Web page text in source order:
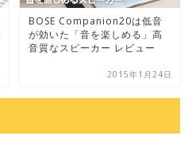
BOSE Companion20は低音
が効いた「音を楽しめる」高
音質なスピーカー レビュー
2015年1月24日